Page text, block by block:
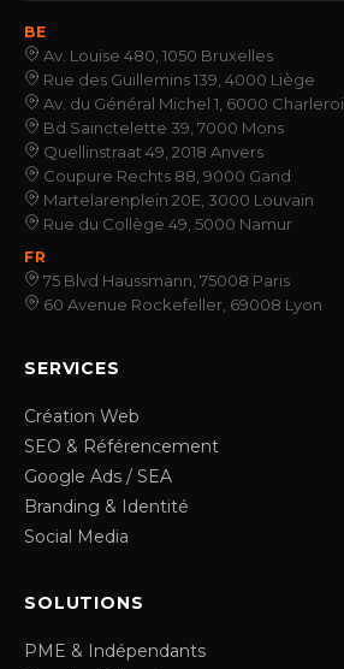
BE
Av. Louise 480, 1050 Bruxelles
Rue des Guillemins 139, 4000 Liège
Av. du Général Michel 1, 6000 Charleroi
Bd Sainctelette 39, 7000 Mons
Quellinstraat 49, 2018 Anvers
Coupure Rechts 88, 9000 Gand
Martelarenplein 20E, 3000 Louvain
Rue du Collège 49, 5000 Namur
FR
75 Blvd Haussmann, 75008 Paris
60 Avenue Rockefeller, 69008 Lyon
SERVICES
Création Web
SEO & Référencement
Google Ads / SEA
Branding & Identité
Social Media
SOLUTIONS
PME & Indépendants